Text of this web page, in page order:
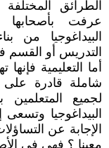
الطرائق
عرفت
البيداغوجيا من
التدريس أو القسم
أما التعليمية
شاملة قادرة
لجميع المتعلمين
البيداغوجيا
الإجابة عن
معينا ؟ فهي في